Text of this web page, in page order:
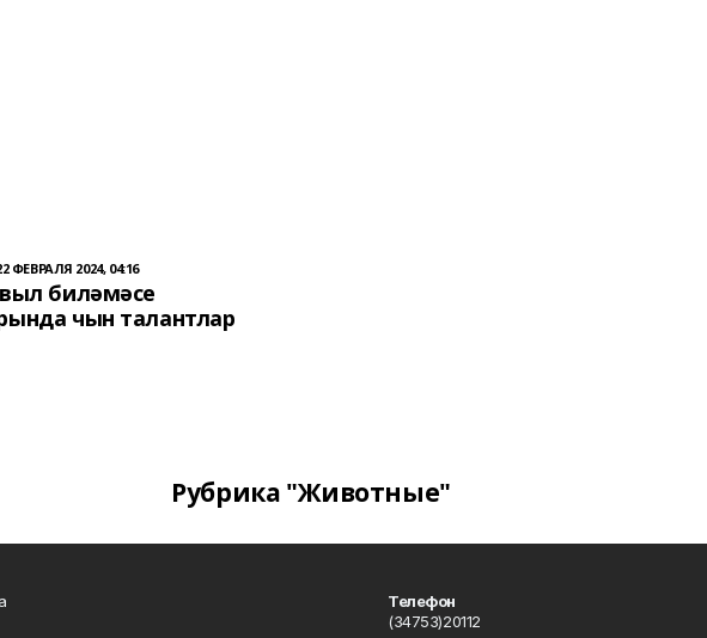
ФЕВРАЛЯ 2024, 04:16
биләмәсе
чын талантлар
Рубрика "Животные"
Телефон
(34753)20112